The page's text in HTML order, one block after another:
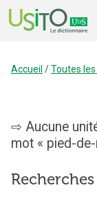
Accueil /Toutes
Aucune
mot « pied-de-